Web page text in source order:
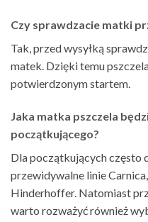
Czy sprawdzacie matki
Tak, przed wysyłką
matek. Dzięki temu
potwierdzonym startem.
Jaka matka pszczela
początkującego?
Dla początkujących często
przewidywalne linie
Hinderhoffer. Natomiast
warto rozważyć również